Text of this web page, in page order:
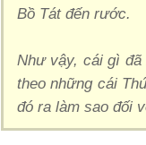
Bồ Tát đến rước.
Như vậy, cái gì đã
theo những cái
đó ra làm sao đối